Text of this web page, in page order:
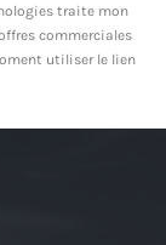
traite mon
commerciales
utiliser le lien